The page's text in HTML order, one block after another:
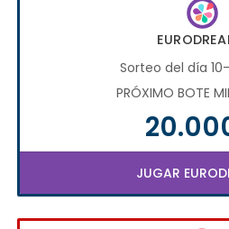
Sorteo del día
PRÓXIMO BOTE
JUGAR